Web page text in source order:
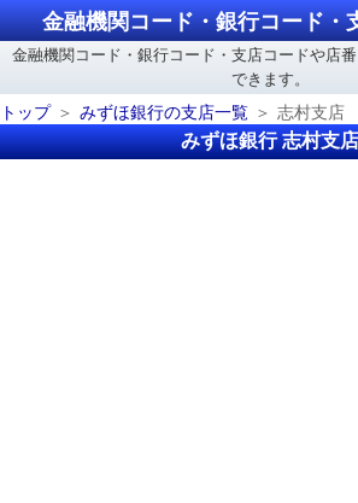
金融機関コード・銀行コード・
金融機関コード・銀行コード・支店コードや店
できます。
トップ
みずほ銀行の支店一覧 志村支店
みずほ銀行 志村支店